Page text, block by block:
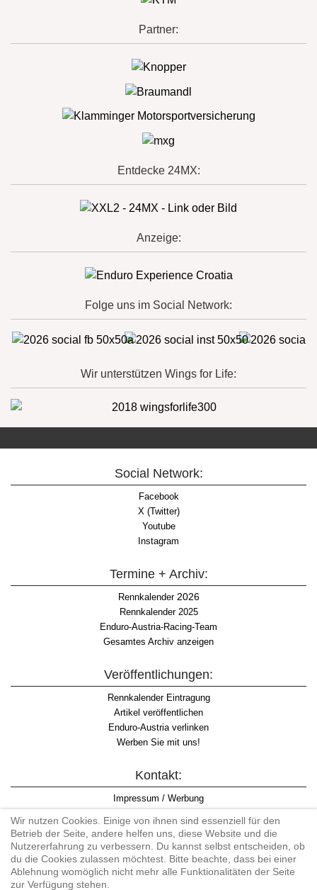
Partner:
Entdecke 24MX:
Anzeige:
Folge uns im Social Network:
Wir unterstützen Wings for Life:
Social Network:
Facebook
X (Twitter)
Youtube
Instagram
Termine + Archiv:
Rennkalender2026
Rennkalender 2025
Enduro-Austria-Racing-Team
Gesamtes Archiv anzeigen
Veröffentlichungen:
Rennkalender Eintragung
Artikel veröffentlichen
Enduro-Austria verlinken
Werben Sie mit uns!
Kontakt:
Impressum / Werbung
Informationspflicht WKO
AGB
Wir nutzen Cookies. Einige von ihnen sind essenziell für den
Betrieb der Seite, andere helfen uns, diese Website und die
Nutzererfahrung zu verbessern. Du kannst selbst entscheiden, ob
du die Cookies zulassen möchtest. Bitte beachte, dass bei einer
Ablehnung womöglich nicht mehr alle Funktionalitäten der Seite
zur Verfügung stehen.